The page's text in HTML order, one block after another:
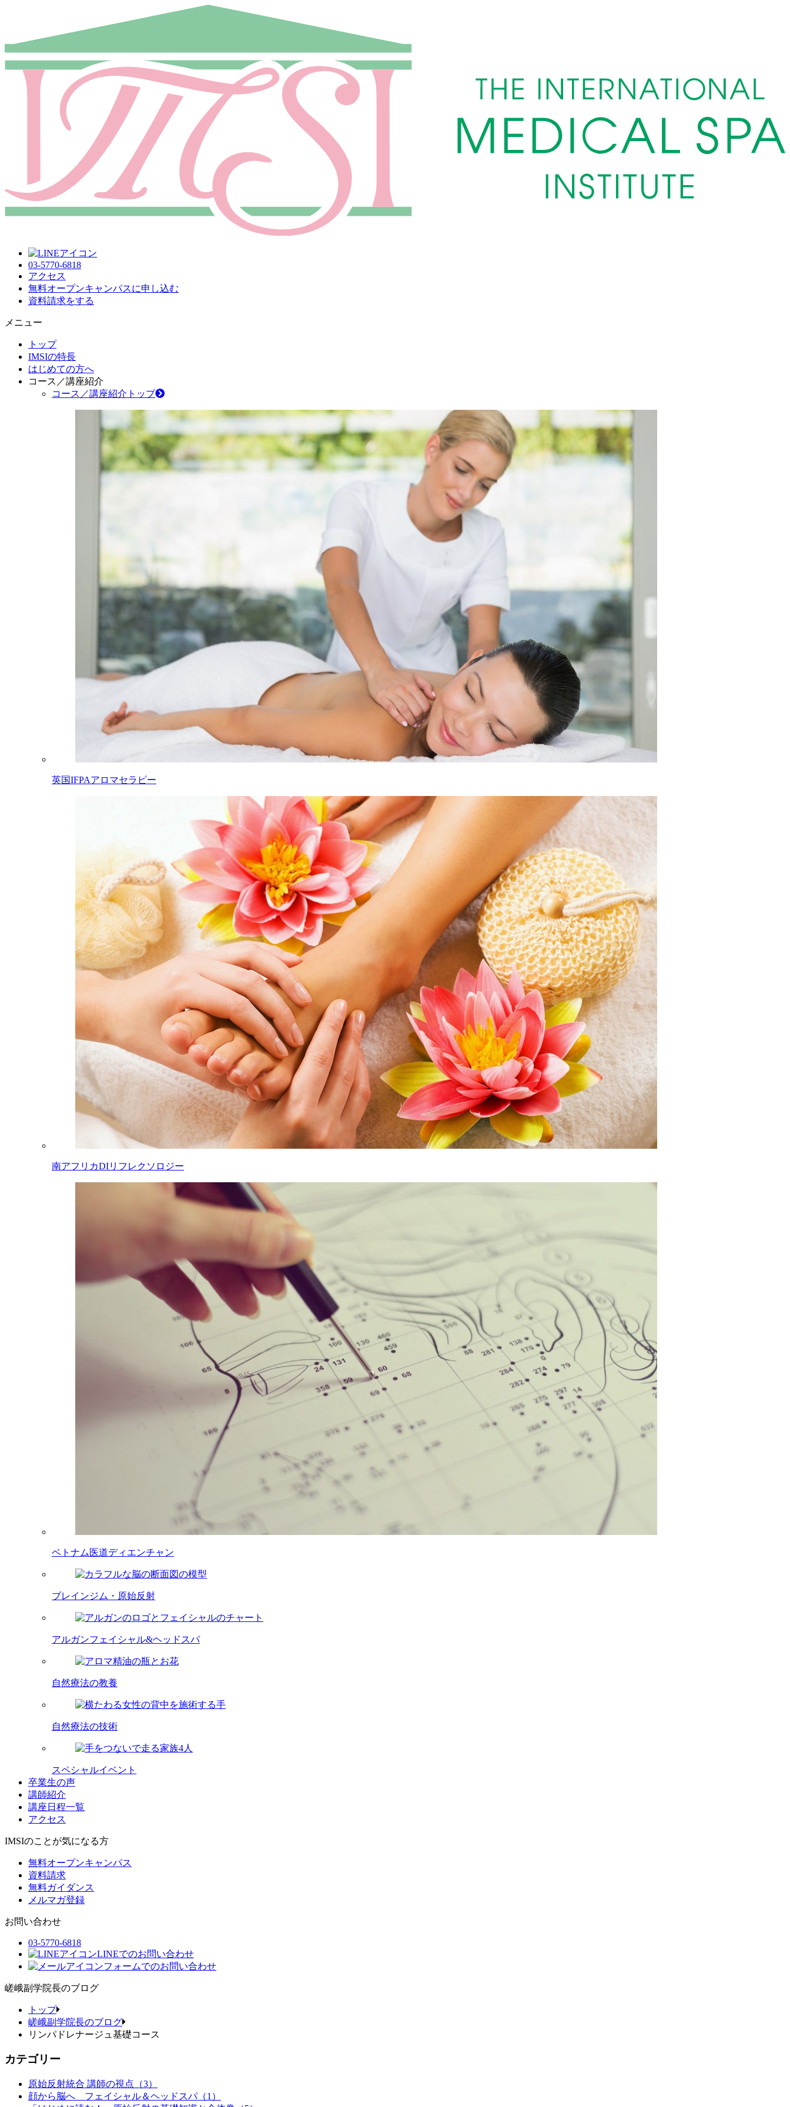
03-5770-6818
アクセス
無料オープンキャンパスに申し込む
資料請求をする
メニュー
トップ
IMSIの特長
はじめての方へ
コース／講座紹介
コース／講座紹介トップ
英国IFPAアロマセラピー
南アフリカDIリフレクソロジー
ベトナム医道ディエンチャン
ブレインジム・原始反射
アルガンフェイシャル&ヘッドスパ
自然療法の教養
自然療法の技術
スペシャルイベント
卒業生の声
講師紹介
講座日程一覧
アクセス
IMSIのことが気になる方
無料オープンキャンパス
資料請求
無料ガイダンス
メルマガ登録
お問い合わせ
03-5770-6818
LINEでのお問い合わせ
フォームでのお問い合わせ
嵯峨副学院長のブログ
トップ
嵯峨副学院長のブログ
リンパドレナージュ基礎コース
カテゴリー
原始反射統合 講師の視点（3）
顔から脳へ フェイシャル＆ヘッドスパ（1）